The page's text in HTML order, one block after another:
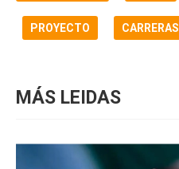
PROYECTO CARRERAS
MÁS LEIDAS